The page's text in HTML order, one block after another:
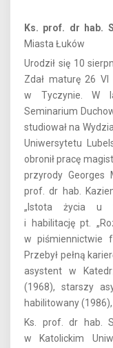
Ks. prof. dr hab.
Miasta Łuków
Urodził się 10
Zdał maturę 26 VI
w Tyczynie. W
Seminarium
studiował na
Uniwersytetu
obronił pracę
przyrody Georges
prof. dr hab.
„Istota życia u
i habilitację pt.
w piśmiennictwie
Przebył pełną
asystent w
(1968), starszy
habilitowany
Ks. prof. dr hab.
w Katolickim